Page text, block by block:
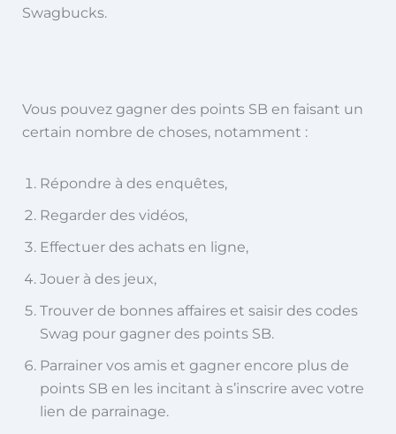
Swagbucks.
Vous pouvez gagner des points SB en faisant un
certain nombre de choses, notamment :
Répondre à des enquêtes,
Regarder des vidéos,
Effectuer des achats en ligne,
Jouer à des jeux,
Trouver de bonnes affaires et saisir des codes
Swag pour gagner des points SB.
Parrainer vos amis et gagner encore plus de
points SB en les incitant à s’inscrire avec votre
lien de parrainage.